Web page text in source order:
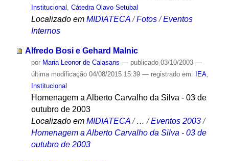
Institucional
Cátedra Olavo Setubal
Localizado em MIDIATECA /Fotos /Eventos
Internos
Alfredo Bosi e Gehard Malnic
por Maria Leonor de Calasans — publicado03/10/2003 —
última modificação04/08/2015 15:39 — registrado em: IEA,
Institucional
Homenagem a Alberto Carvalho da Silva - 03 de
outubro de 2003
Localizado em MIDIATECA /…/Eventos 2003 /
Homenagem a Alberto Carvalho da Silva - 03 de
outubro de 2003